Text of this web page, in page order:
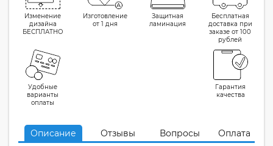
Изменение
дизайна
БЕСПЛАТНО
Изготовление
от 1 дня
Защитная
ламинация
Бесплатная
доставка при
заказе от 100
рублей
Удобные
варианты
оплаты
Гарантия
качества
Описание Отзывы Вопросы Оплата